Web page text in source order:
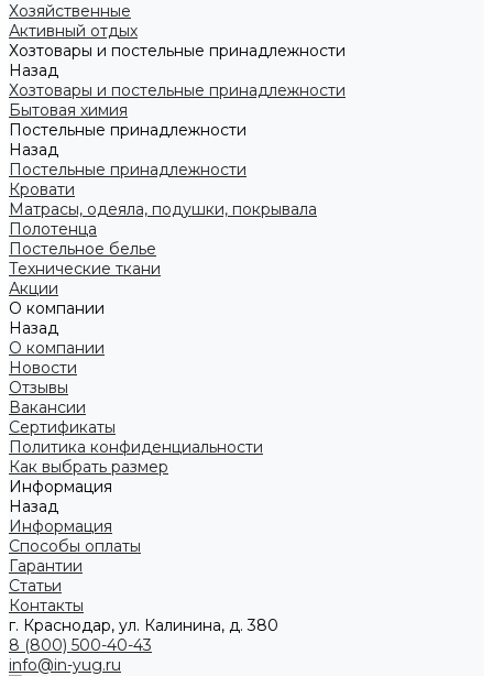
Хозяйственные
Активный отдых
Хозтовары и постельные принадлежности
Назад
Хозтовары и постельные принадлежности
Бытовая химия
Постельные принадлежности
Назад
Постельные принадлежности
Кровати
Матрасы, одеяла, подушки, покрывала
Полотенца
Постельное белье
Технические ткани
Акции
О компании
Назад
О компании
Новости
Отзывы
Вакансии
Сертификаты
Политика конфиденциальности
Как выбрать размер
Информация
Назад
Информация
Способы оплаты
Гарантии
Статьи
Контакты
г. Краснодар, ул. Калинина, д. 380
8 (800) 500-40-43
info@in-yug.ru